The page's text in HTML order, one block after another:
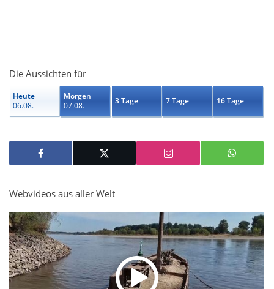
Die Aussichten für
Heute
06.08.
Morgen
07.08.
3 Tage 7 Tage 16 Tage
Webvideos aus aller Welt